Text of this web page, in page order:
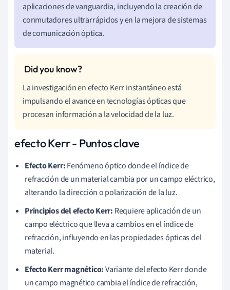
aplicaciones de vanguardia, incluyendo la creación de
conmutadores ultrarrápidos y en la mejora de sistemas
de comunicación óptica.
La investigación en efecto Kerr instantáneo está
impulsando el avance en tecnologías ópticas que
procesan información a la velocidad de la luz.
efecto Kerr - Puntos clave
Efecto Kerr:Fenómeno óptico donde el índice de
refracción de un material cambia por un campo eléctrico,
alterando la dirección o polarización de la luz.
Principios del efecto Kerr: Requiere aplicación de un
campo eléctrico que lleva a cambios en el índice de
refracción, influyendo en las propiedades ópticas del
material.
Efecto Kerr magnético:Variante del efecto Kerr donde
un campo magnético cambia el índice de refracción,